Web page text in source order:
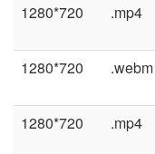
1280*720
.mp4
1280*720
.webm
1280*720
.mp4